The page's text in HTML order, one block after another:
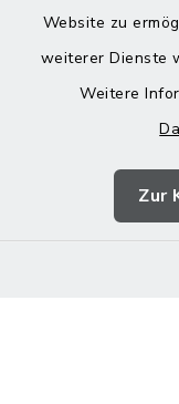
Website zu
weiterer Dienste
Weitere
Zur